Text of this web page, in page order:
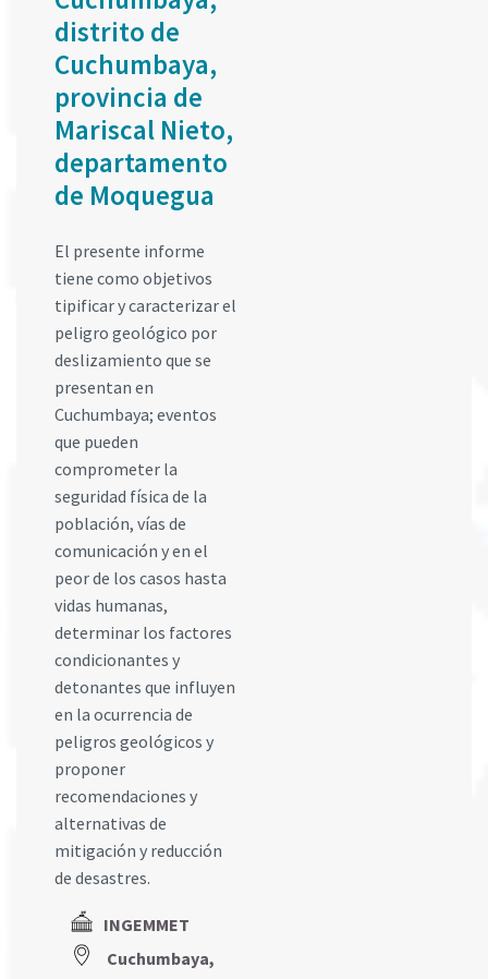
distrito de
Cuchumbaya,
provincia de
Mariscal Nieto,
departamento
de Moquegua
El presente informe
tiene como objetivos
tipificar y caracterizar el
peligro geológico por
deslizamiento que se
presentan en
Cuchumbaya; eventos
que pueden
comprometer la
seguridad física de la
población, vías de
comunicación y en el
peor de los casos hasta
vidas humanas,
determinar los factores
condicionantes y
detonantes que influyen
en la ocurrencia de
peligros geológicos y
proponer
recomendaciones y
alternativas de
mitigación y reducción
de desastres.
INGEMMET
Cuchumbaya,